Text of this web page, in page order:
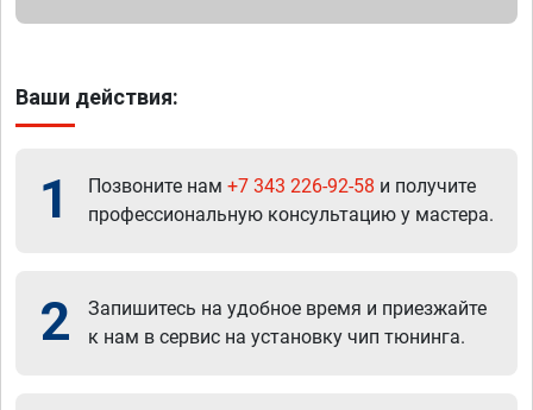
Ваши действия:
1 Позвоните нам +7 343 226-92-58 и получите
профессиональную консультацию у мастера.
2
Запишитесь на удобное время и приезжайте
к нам в сервис на установку чип тюнинга.